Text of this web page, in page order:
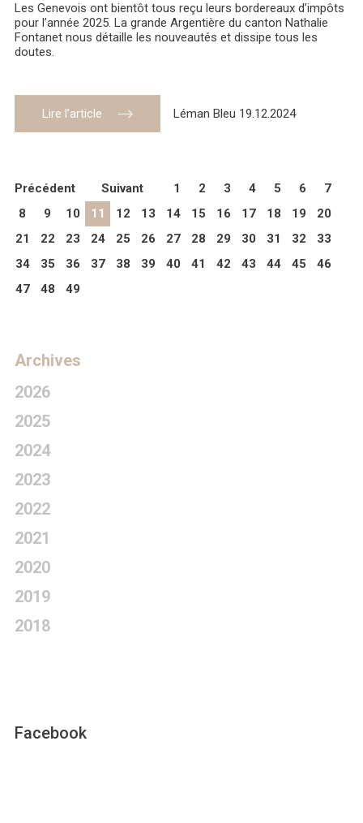
Les Genevois ont bientôt tous reçu leurs bordereaux d’impôts
pour l’année 2025. La grande Argentière du canton Nathalie
Fontanet nous détaille les nouveautés et dissipe tous les
doutes.
Lire l’article Léman Bleu 19.12.2024
Précédent Suivant 1 2 3 4 5 6
7
8
9 10 11 12 13 14 15 16 17 18 19
20
21
22 23 24 25 26 27 28 29 30 31 32
33
34
35 36 37 38 39 40 41 42 43 44 45
46
47
48 49
Archives
2026
2025
2024
2023
2022
2021
2020
2019
2018
Facebook